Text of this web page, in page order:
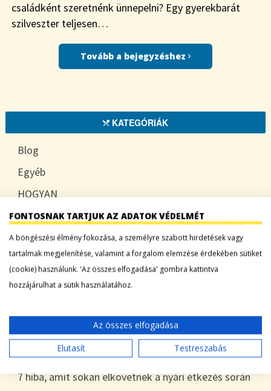
családként szeretnénk ünnepelni? Egy gyerekbarát
szilveszter teljesen…
Tovább a bejegyzéshez
KATEGÓRIÁK
Blog
Egyéb
HOGYAN
TUDATOSAN
LEGFRISSEBB BEJEGYZÉSEK
desszert
Tökszezon: sokoldalú alapanyagok a nyártól
egészen télig
7 hiba, amit sokan elkövetnek a nyári étkezés során
FONTOSNAK TARTJUK AZ ADATOK VÉDELMÉT
A böngészési élmény fokozása, a személyre szabott hirdetések vagy
tartalmak megjelenítése, valamint a forgalom elemzése érdekében sütiket
(cookie) használunk. 'Az összes elfogadása' gombra kattintva
hozzájárulhat a sütik használatához.
Az összes elfogadása
Elutasít
Testreszabás